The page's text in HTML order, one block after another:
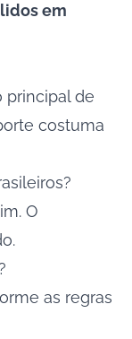
em
principal de
costuma
O
as regras